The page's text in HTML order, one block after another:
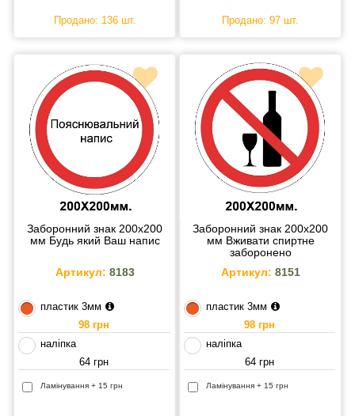
Продано: 136 шт. Продано: 97 шт.
Заборонний знак 200х200
мм Будь який Ваш напис
Артикул: 8183
пластик 3мм
98 грн
наліпка
64 грн
Ламінування + 15 грн
Заборонний знак 200х200
мм Вживати спиртне
заборонено
Артикул: 8151
пластик 3мм
98 грн
наліпка
64 грн
Ламінування + 15 грн